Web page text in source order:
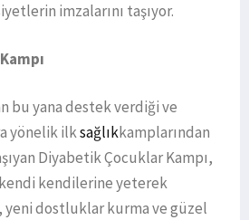
imzalarını taşıyor.
bu yana destek verdiği ve
yönelik ilksağlıkkamplarından
Diyabetik Çocuklar Kampı,
kendilerine yeterek
yeni dostluklar kurma ve güzel